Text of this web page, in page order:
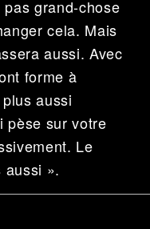
pas grand-chose
cela. Mais
aussi. Avec
forme à
aussi
pèse sur votre
Le
aussi ».